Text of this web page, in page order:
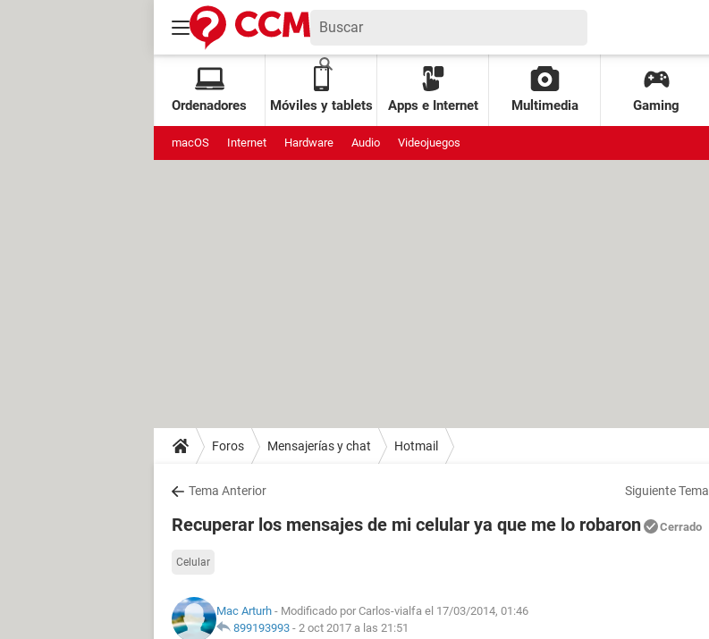
Ordenadores Móviles y tablets Apps e Internet Multimedia Gaming
macOS Internet Hardware Audio Videojuegos
Foros Mensajerías y chat Hotmail
Tema Anterior Siguiente Tema
Recuperar los mensajes de mi celular ya que me lo robaron Cerrado
Celular
Mac Arturh - Modificado por Carlos-vialfa el 17/03/2014, 01:46
899193993 - 2 oct 2017 a las 21:51